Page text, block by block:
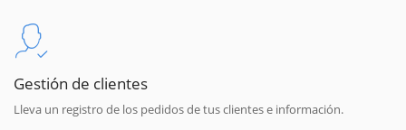
Gestión de clientes
Lleva un registro de los pedidos de tus clientes e información.